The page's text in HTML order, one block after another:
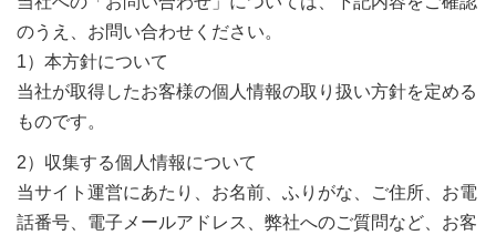
のうえ、お問い合わせください。
1）本方針について
当社が取得したお客様の個人情報の取り扱い方針を定める
ものです。
2）収集する個人情報について
当サイト運営にあたり、お名前、ふりがな、ご住所、お電
話番号、電子メールアドレス、弊社へのご質問など、お客